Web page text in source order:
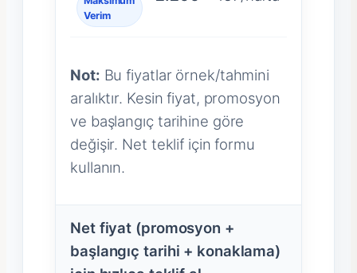
Verim
Not: Bu fiyatlar örnek/tahmini
aralıktır. Kesin fiyat, promosyon
ve başlangıç tarihine göre
değişir. Net teklif için formu
kullanın.
Net fiyat (promosyon +
başlangıç tarihi + konaklama)